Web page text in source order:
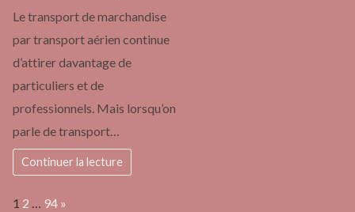
Le transport de marchandise
par transport aérien continue
d’attirer davantage de
particuliers et de
professionnels. Mais lorsqu’on
parle de transport…
Continuer la lecture
Page:
1 2 … 94 Next
»